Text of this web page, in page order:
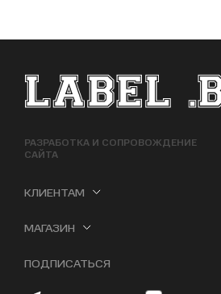
ФУТЕР САЙТА
РАЗРАБОТКА И СОПРОВОЖДЕНИЕ
САЙТА
КЛИЕНТАМ
МАГАЗИН
ПОДПИСАТЬСЯ